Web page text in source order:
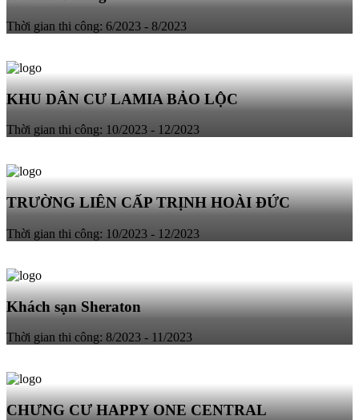
Thời gian thi công: 6/2023 - 8/2023
KHU DÂN CƯ LAMIA BẢO LỘC
Thời gian thi công: 10/2023 - 12/2023
TRƯỜNG LIÊN CẤP TRỊNH HOÀI ĐỨC
Thời gian thi công: 10/2023 - 12/2023
Khách sạn Sheraton
Thời gian thi công: 8/2023 - 11/2023
CHƯNG CƯ HAPPY ONE CENTRAL